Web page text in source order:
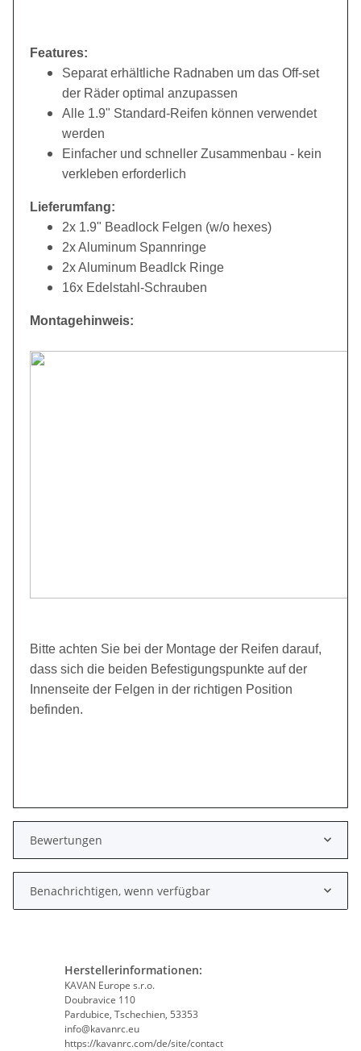
Features:
Separat erhältliche Radnaben um das Off-set
der Räder optimal anzupassen
Alle 1.9" Standard-Reifen können verwendet
werden
Einfacher und schneller Zusammenbau - kein
verkleben erforderlich
Lieferumfang:
2x 1.9" Beadlock Felgen (w/o hexes)
2x Aluminum Spannringe
2x Aluminum Beadlck Ringe
16x Edelstahl-Schrauben
Montagehinweis:
Bitte achten Sie bei der Montage der Reifen darauf,
dass sich die beiden Befestigungspunkte auf der
Innenseite der Felgen in der richtigen Position
befinden.
Bewertungen
Benachrichtigen, wenn verfügbar
Herstellerinformationen:
KAVAN Europe s.r.o.
Doubravice 110
Pardubice, Tschechien, 53353
info@kavanrc.eu
https://kavanrc.com/de/site/contact